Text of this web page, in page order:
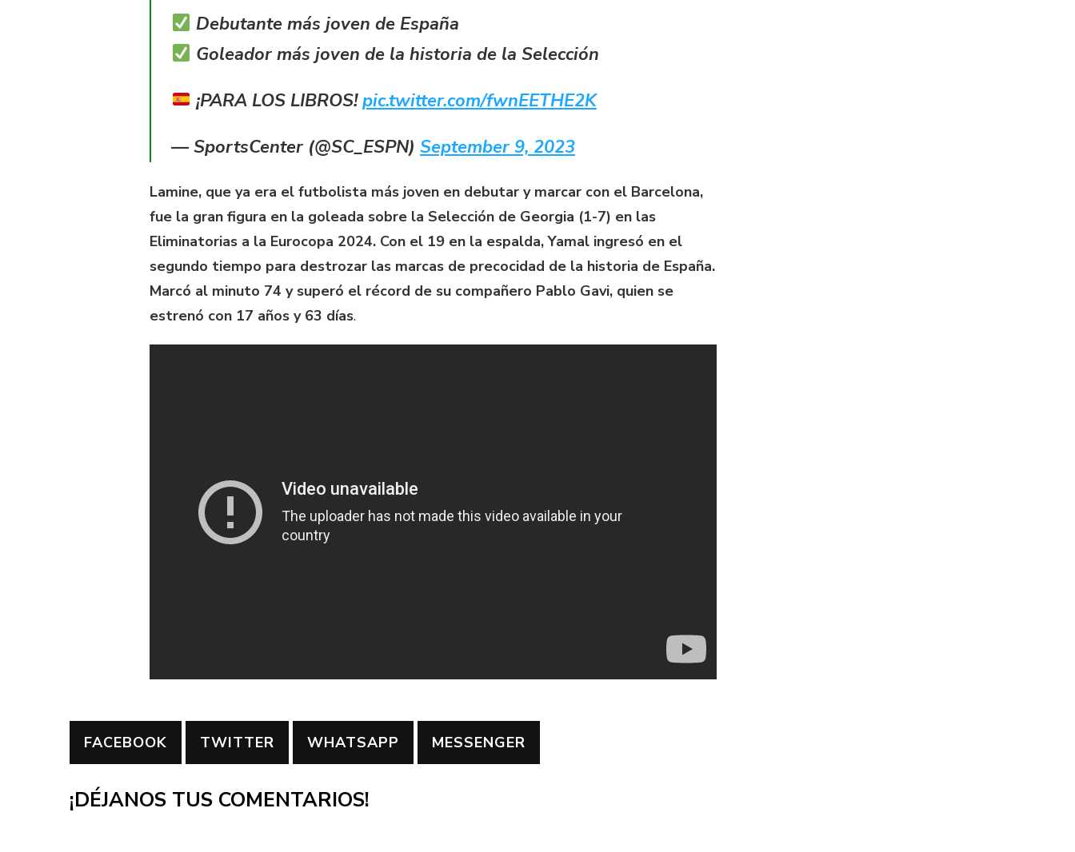
Debutante más joven de España
Goleador más joven de la historia de la Selección
¡PARA LOS LIBROS!pic.twitter.com/fwnEETHE2K
— SportsCenter (@SC_ESPN) September 9, 2023
Lamine, que ya era el futbolista más joven en debutar y marcar con el Barcelona,
fue la gran figura en la goleada sobre la Selección de Georgia (1-7) en las
Eliminatorias a la Eurocopa 2024. Con el 19 en la espalda, Yamal ingresó en el
segundo tiempo para destrozar las marcas de precocidad de la historia de España.
Marcó al minuto 74 y superó el récord de su compañero Pablo Gavi, quien se
estrenó con 17 años y 63 días.
FACEBOOK TWITTER WHATSAPP MESSENGER
¡DÉJANOS TUS COMENTARIOS!